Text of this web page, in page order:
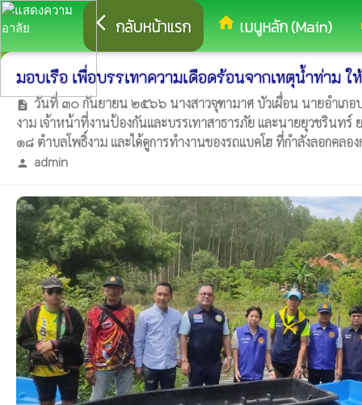
arrow_back_ios กลับหน้าแรก home เมนูหลัก (Main)
มอบเรือ เพื่อบรรเทาความเดือดร้อนจากเหตุน้ำท่าม
description วันที่ ๓๐ กันยายน ๒๕๖๖ นางสาวจุฑามาศ บัวเผื่อน นายอำเภอ
งาม เจ้าหน้าที่งานป้องกันและบรรเทาสาธารภัย และนายยุวชรินท
๑๘ ตำบลโพธิ์งาม และได้ดูการทำงานของรถแบคโฮ ที่กำลังลอกคล
person admin